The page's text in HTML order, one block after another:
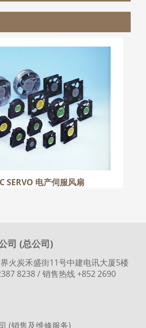
SERVO 电产伺服风扇
更多
司 (总公司)
火炭禾盛街11号中建电讯大厦5楼
8238 / 销售热线 +852 2690
(销售及维修服务)